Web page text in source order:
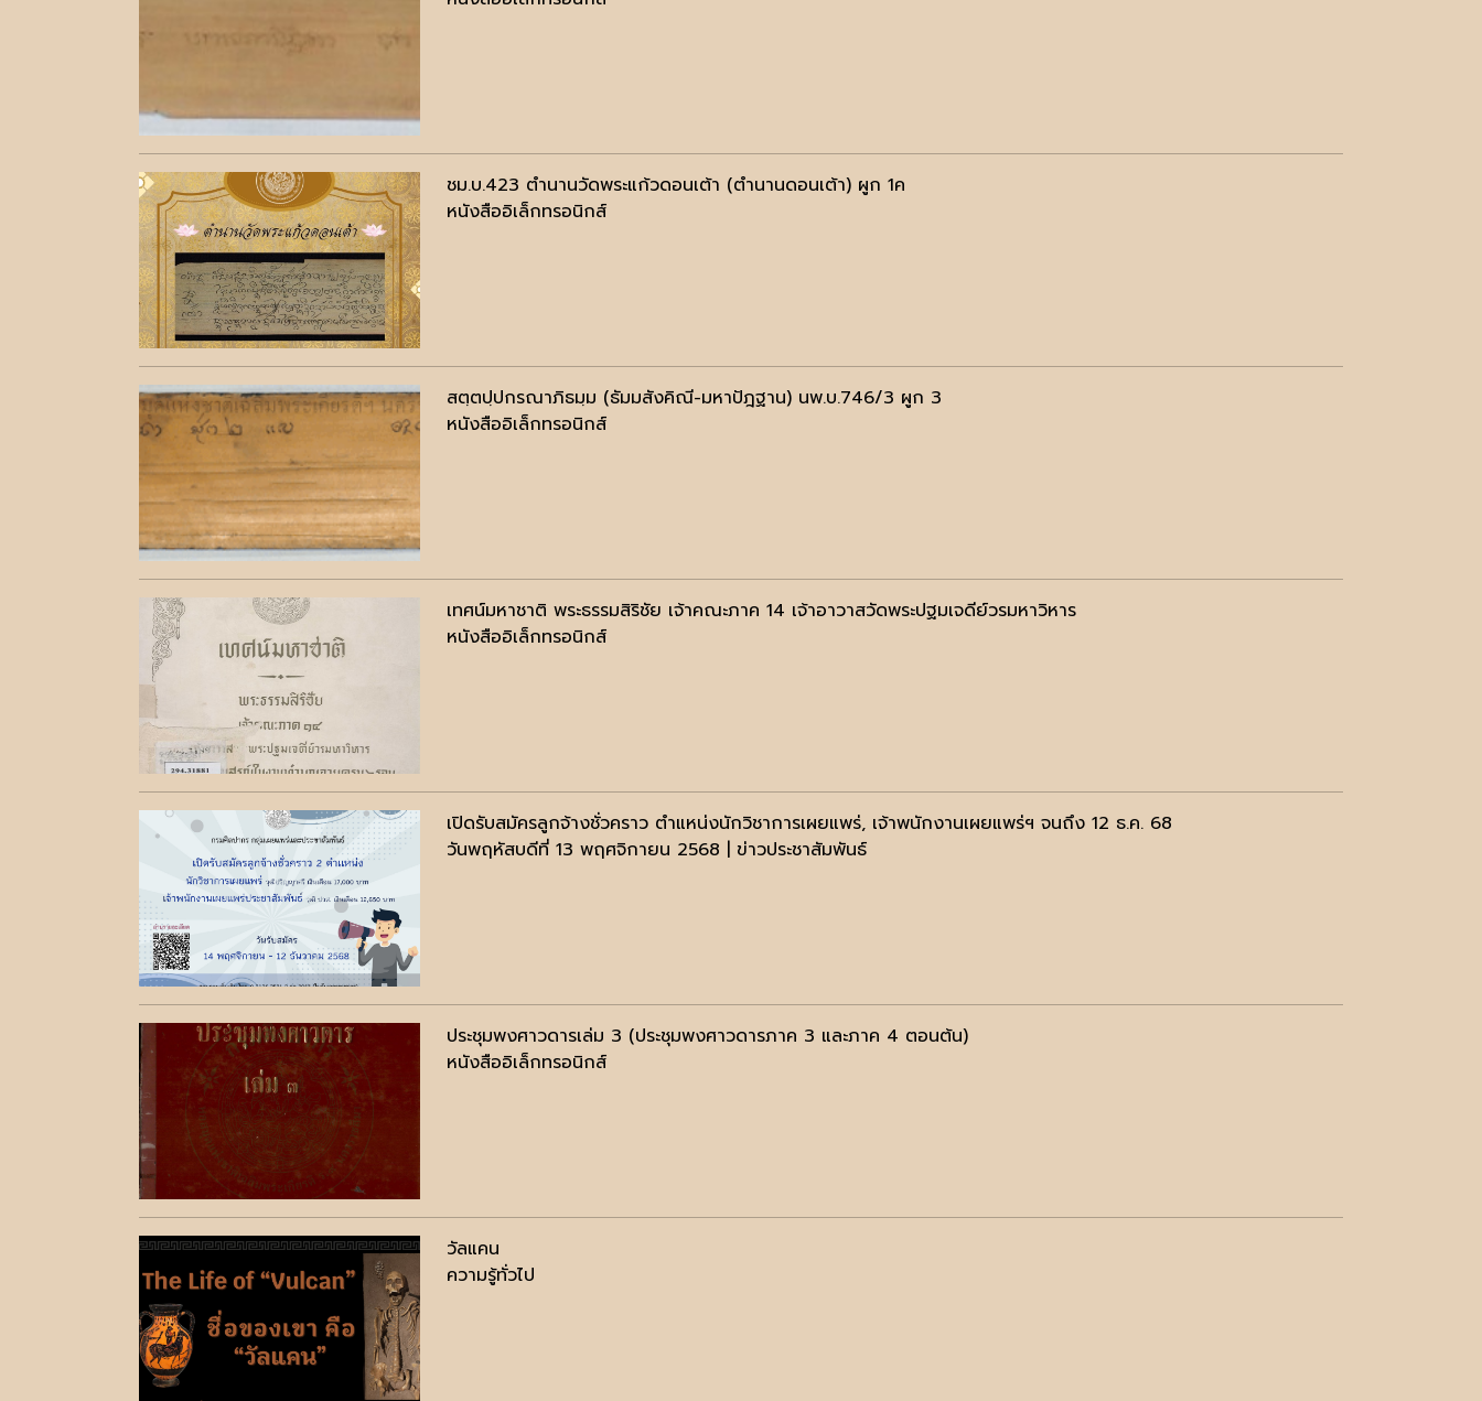
ชม.บ.423 ตำนานวัดพระแก้วดอนเต้า (ตำนานดอนเต้า) ผูก 1ค
หนังสืออิเล็กทรอนิกส์
สตฺตปฺปกรณาภิธมฺม (ธัมมสังคิณี-มหาปัฎฐาน) นพ.บ.746/3 ผูก 3
หนังสืออิเล็กทรอนิกส์
เทศน์มหาชาติ พระธรรมสิริชัย เจ้าคณะภาค 14 เจ้าอาวาสวัดพระปฐมเจดีย์วรมหาวิหาร
หนังสืออิเล็กทรอนิกส์
เปิดรับสมัครลูกจ้างชั่วคราว ตำแหน่งนักวิชาการเผยแพร่, เจ้าพนักงานเผยแพร่ฯ จนถึง 12 ธ.ค. 68
วันพฤหัสบดีที่ 13 พฤศจิกายน 2568 | ข่าวประชาสัมพันธ์
ประชุมพงศาวดารเล่ม 3 (ประชุมพงศาวดารภาค 3 และภาค 4 ตอนต้น)
หนังสืออิเล็กทรอนิกส์
วัลแคน
ความรู้ทั่วไป